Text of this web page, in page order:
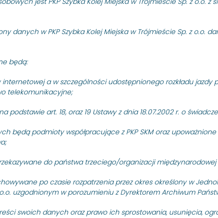
danych w PKP Szybka Kolej Miejska w Trójmieście Sp. z o.o.
będą:
a w szczególności udostępnionego rozkładu jazdy
telekomunikacyjne;
art. 18, oraz 19 Ustawy z dnia 18.07.2002 r. o
będą podmioty współpracujące z PKP SKM oraz
do państwa trzeciego/organizacji międzynarodowej
po czasie rozpatrzenia przez okres określony w
uzgodnionym w porozumieniu z Dyrektorem Archiwum
swoich danych oraz prawo ich sprostowania, usunięcia,
obejmujące dwa…
jest usługa wynajmu
infrastruktury
14 grudnia 2022
Przetarg nieograniczony
przygotowania
zadania), znak sprawy:
PKP SZYBKA KOLEJ MIEJSKA
nieograniczony na
Czytaj dalej
pn.: „Kontrola
i urządzeń srk
PRZETARGI
Przetarg nieograniczony
zespołach trakcyjnych